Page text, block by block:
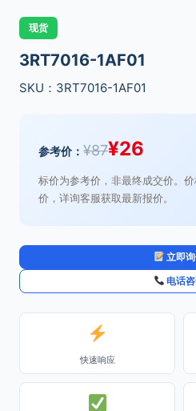
现货
3RT7016-1AF01
SKU：3RT7016-1AF01
参考价： ¥87¥26
标价为参考价，非最终成交价。
价，详询客服获取最新报价。
立即
电话
快速响应